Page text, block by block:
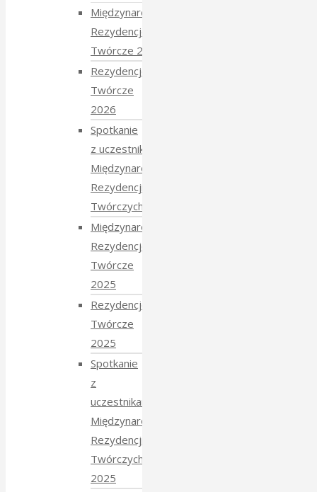
Międzynarodowe
Rezydencje
Twórcze 2026
Rezydencje
Twórcze
2026
Spotkanie
z uczestnikami
Międzynarodowych
Rezydencji
Twórczych 2026
Międzynarodowe
Rezydencje
Twórcze
2025
Rezydencje
Twórcze
2025
Spotkanie
z
uczestnikami
Międzynarodowych
Rezydencji
Twórczych
2025